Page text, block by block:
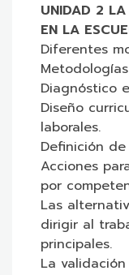
UNIDAD 2
EN LA
Diferentes
Diagnóstico
Diseño
laborales.
Definición
Acciones
por
Las
dirigir al
principales.
La